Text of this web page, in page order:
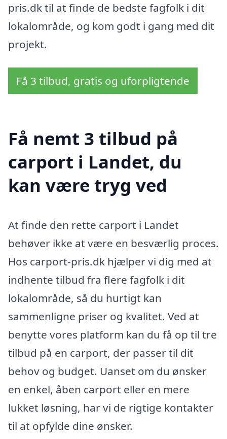
pris.dk til at finde de bedste fagfolk i dit
lokalområde, og kom godt i gang med dit
projekt.
Få 3 tilbud, gratis og uforpligtende
Få nemt 3 tilbud på
carport i Landet, du
kan være tryg ved
At finde den rette carport i Landet
behøver ikke at være en besværlig proces.
Hos carport-pris.dk hjælper vi dig med at
indhente tilbud fra flere fagfolk i dit
lokalområde, så du hurtigt kan
sammenligne priser og kvalitet. Ved at
benytte vores platform kan du få op til tre
tilbud på en carport, der passer til dit
behov og budget. Uanset om du ønsker
en enkel, åben carport eller en mere
lukket løsning, har vi de rigtige kontakter
til at opfylde dine ønsker.